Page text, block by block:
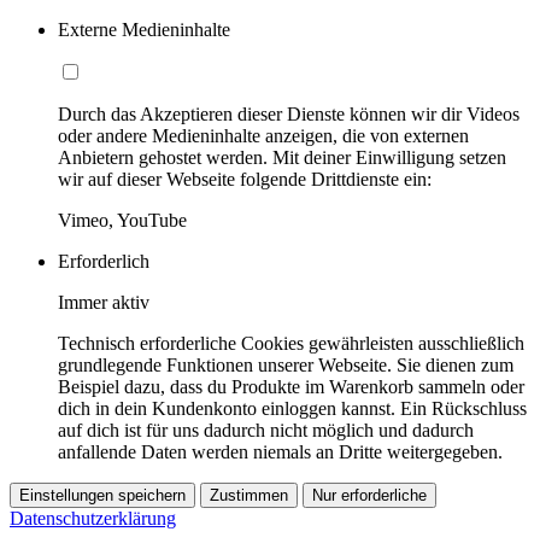
Externe Medieninhalte
Durch das Akzeptieren dieser Dienste können wir dir Videos
oder andere Medieninhalte anzeigen, die von externen
Anbietern gehostet werden. Mit deiner Einwilligung setzen
wir auf dieser Webseite folgende Drittdienste ein:
Vimeo, YouTube
Erforderlich
Immer aktiv
Technisch erforderliche Cookies gewährleisten ausschließlich
grundlegende Funktionen unserer Webseite. Sie dienen zum
Beispiel dazu, dass du Produkte im Warenkorb sammeln oder
dich in dein Kundenkonto einloggen kannst. Ein Rückschluss
auf dich ist für uns dadurch nicht möglich und dadurch
anfallende Daten werden niemals an Dritte weitergegeben.
Einstellungen speichern Zustimmen Nur erforderliche
Datenschutzerklärung